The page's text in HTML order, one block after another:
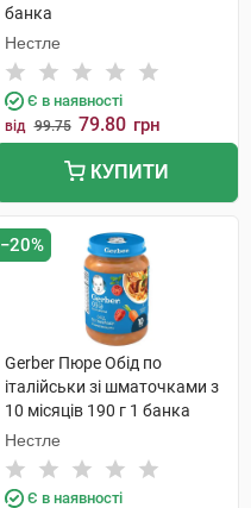
банка
Нестле
Є в наявності
від 99.75 79.80 грн
КУПИТИ
−20%
Gerber Пюре Обід по
італійськи зі шматочками з
10 місяців 190 г 1 банка
Нестле
Є в наявності